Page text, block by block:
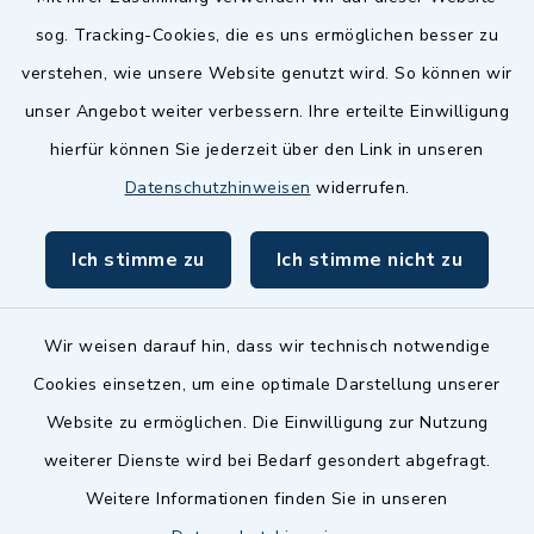
sog. Tracking-Cookies, die es uns ermöglichen besser zu
verstehen, wie unsere Website genutzt wird. So können wir
unser Angebot weiter verbessern. Ihre erteilte Einwilligung
hierfür können Sie jederzeit über den Link in unseren
Datenschutzhinweisen widerrufen.
Ich stimme zu Ich stimme nicht zu
Wir weisen darauf hin, dass wir technisch notwendige
Cookies einsetzen, um eine optimale Darstellung unserer
Website zu ermöglichen. Die Einwilligung zur Nutzung
weiterer Dienste wird bei Bedarf gesondert abgefragt.
Weitere Informationen finden Sie in unseren
Zenngrund Allianz
Dillenberggruppe
inixmedia GmbH
Barrierefreiheit